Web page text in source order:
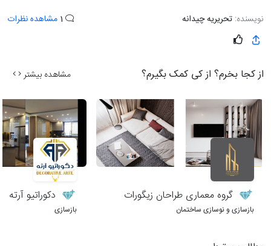
نویسنده: تحریریه چیدانه مشاهده نظرات
از کجا بخرم؟ از کی کمک بگیرم؟ مشاهده بیشتر
گروه معماری طراحان زیگورات
بازسازی و نوسازی ساختمان
دکوراتیو آرته
بازسازی